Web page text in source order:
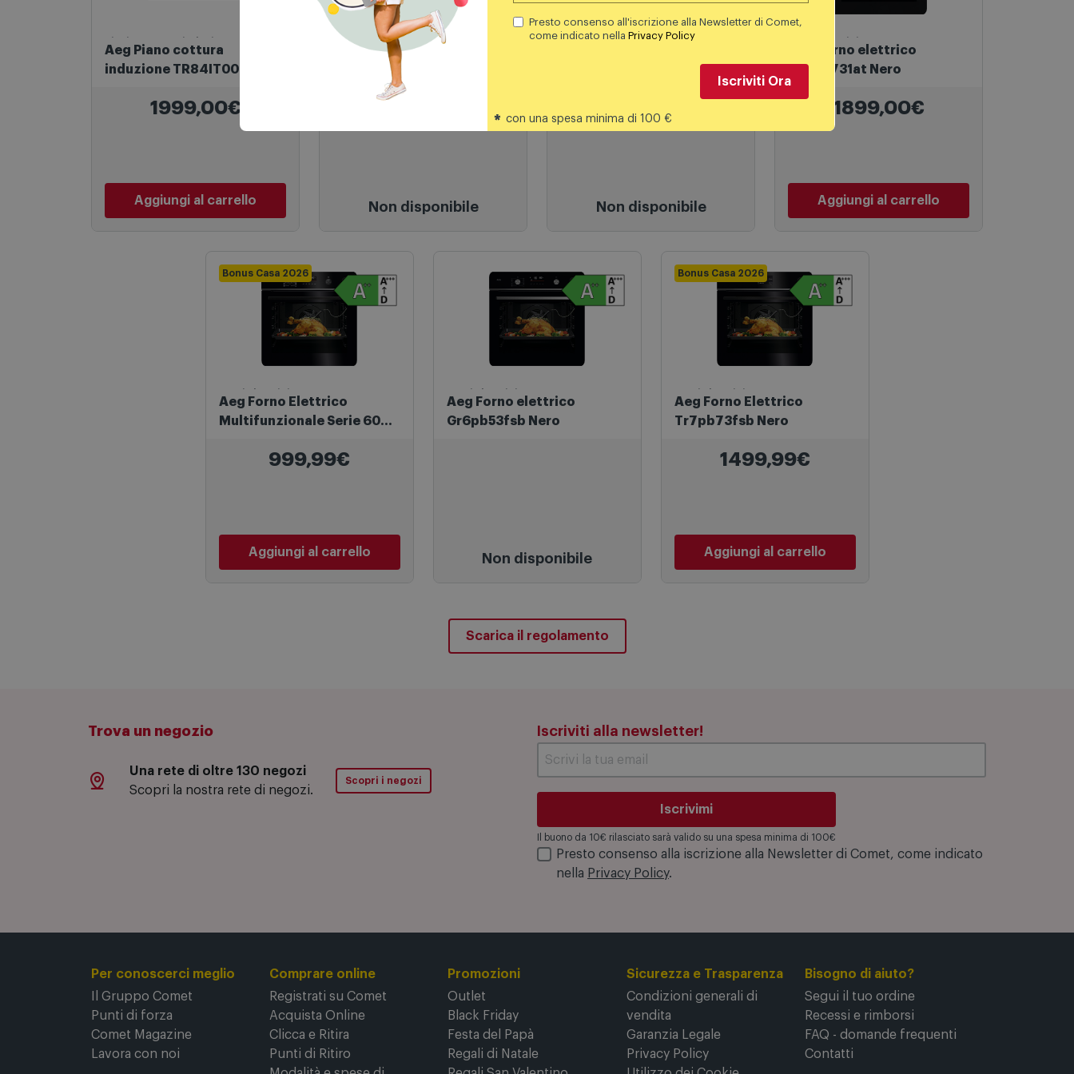
Aeg Piano cottura
induzione TR84IT00FB
1999,00€
Aggiungi al carrello
Frigoriferi da incasso
Aeg Frigorifero incasso
Tc7ms181ds
Non disponibile
Piani Cottura a induzione
induzione Tr64it00fb Nero
Non disponibile
Aeg Forno elettrico
Tp8sb731at Nero
1899,00€
Aggiungi al carrello
Bonus Casa 2026
Aeg Forno Elettrico
Multifunzionale Serie 6000
Tr6pb53fsb Nero
999,99€
Aggiungi al carrello
Aeg Forno elettrico
Gr6pb53fsb Nero
Non disponibile
Bonus Casa 2026
Aeg Forno Elettrico
Tr7pb73fsb Nero
1499,99€
Aggiungi al carrello
Scarica il regolamento
Trova un negozio
Una rete di oltre 130 negozi
Scopri la nostra rete di negozi.
Scopri i negozi
Iscriviti alla newsletter!
Iscrivimi
Il buono da 10€ rilasciato sarà valido su una spesa minima di 100€
Presto consenso alla iscrizione alla Newsletter di Comet, come indicato
nella Privacy Policy.
Per conoscerci meglio
Il Gruppo Comet
Punti di forza
Comet Magazine
Lavora con noi
Comprare online
Registrati su Comet
Acquista Online
Clicca e Ritira
Punti di Ritiro
Promozioni
Outlet
Black Friday
Festa del Papà
Regali di Natale
Sicurezza e Trasparenza
Condizioni generali di
vendita
Garanzia Legale
Privacy Policy
Bisogno di aiuto?
Segui il tuo ordine
Recessi e rimborsi
FAQ - domande frequenti
Contatti
Presto consenso all'iscrizione alla Newsletter di Comet,
come indicato nella Privacy Policy
Iscriviti Ora
* con una spesa minima di 100 €